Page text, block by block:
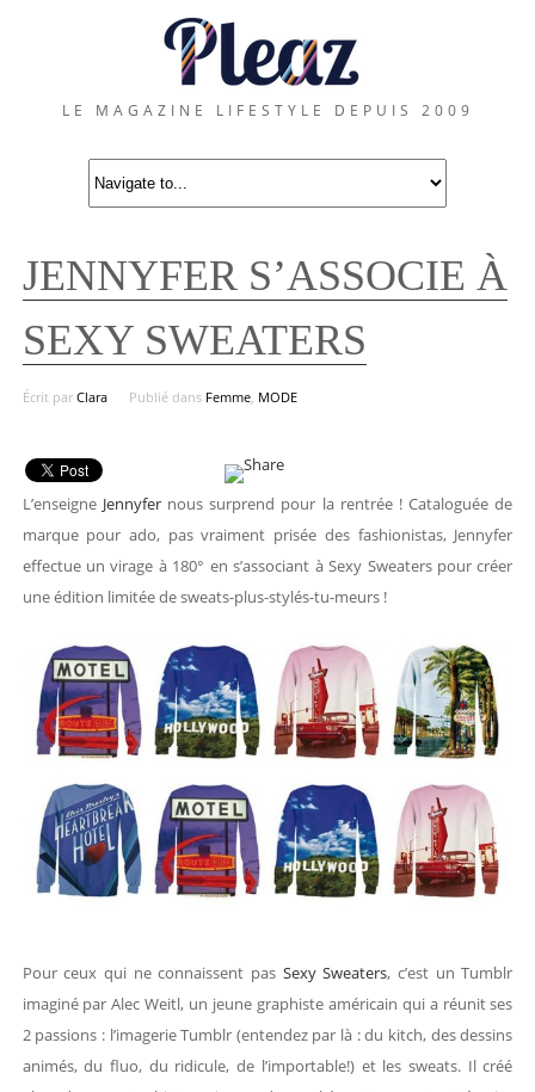
LE MAGAZINE LIFESTYLE DEPUIS 2009
JENNYFER S’ASSOCIE À
SEXY SWEATERS
Écrit par Clara Publié dans Femme, MODE
L’enseigne Jennyfernous surprend pour la rentrée ! Cataloguée de
marque pour ado, pas vraiment prisée des fashionistas, Jennyfer
effectue un virage à 180° en s’associant à Sexy Sweaters pour créer
une édition limitée de sweats-plus-stylés-tu-meurs !
Pour ceux qui ne connaissent pas Sexy Sweaters, c’est un Tumblr
imaginé par Alec Weitl, un jeune graphiste américain qui a réunit ses
2 passions : l’imagerie Tumblr (entendez par là : du kitch, des dessins
animés, du fluo, du ridicule, de l’importable!) et les sweats. Il créé